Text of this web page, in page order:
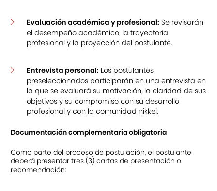
Evaluación académica y profesional: Se revisarán
el desempeño académico, la trayectoria
profesional y la proyección del postulante.
Entrevista personal: Los postulantes
preseleccionados participarán en una entrevista en
la que se evaluará su motivación, la claridad de sus
objetivos y su compromiso con su desarrollo
profesional y con la comunidad nikkei.
Documentación complementaria obligatoria
Como parte del proceso de postulación, el postulante
deberá presentar tres (3) cartas de presentación o
recomendación: